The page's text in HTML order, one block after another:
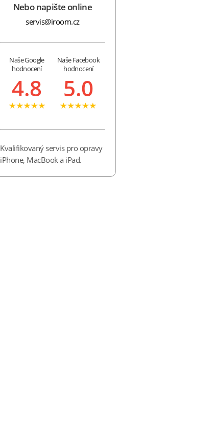
Nebo napište online
servis@iroom.cz
Naše Google
hodnocení
4.8
Naše Facebook
hodnocení
5.0
Kvalifikovaný servis pro opravy
iPhone, MacBook a iPad.